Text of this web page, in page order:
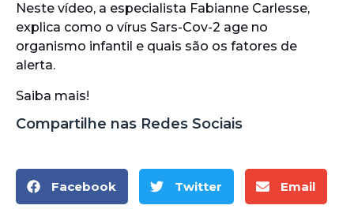
Neste vídeo, a especialista Fabianne Carlesse,
explica como o vírus Sars-Cov-2 age no
organismo infantil e quais são os fatores de
alerta.
Saiba mais!
Compartilhe nas Redes Sociais
Facebook Twitter Email